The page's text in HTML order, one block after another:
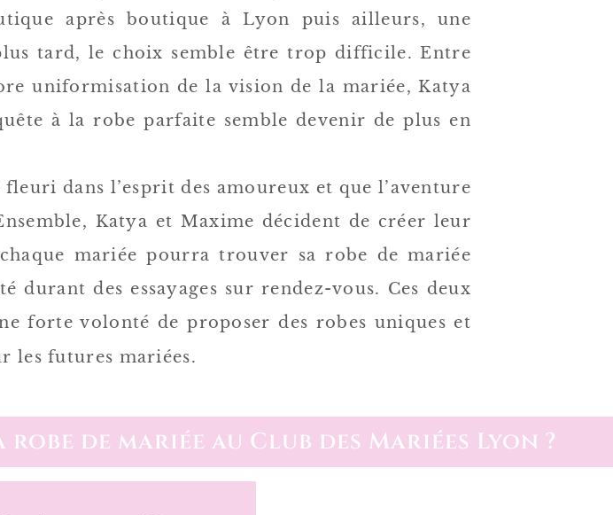
après boutique à Lyon puis ailleurs, une
tard, le choix semble être trop difficile. Entre
uniformisation de la vision de la mariée, Katya
à la robe parfaite semble devenir de plus en
dans l’esprit des amoureux et que l’aventure
Katya et Maxime décident de créer leur
mariée pourra trouver sa robe de mariée
des essayages sur rendez-vous. Ces deux
forte volonté de proposer des robes uniques et
les futures mariées.
de mariée au Club des Mariées Lyon ?